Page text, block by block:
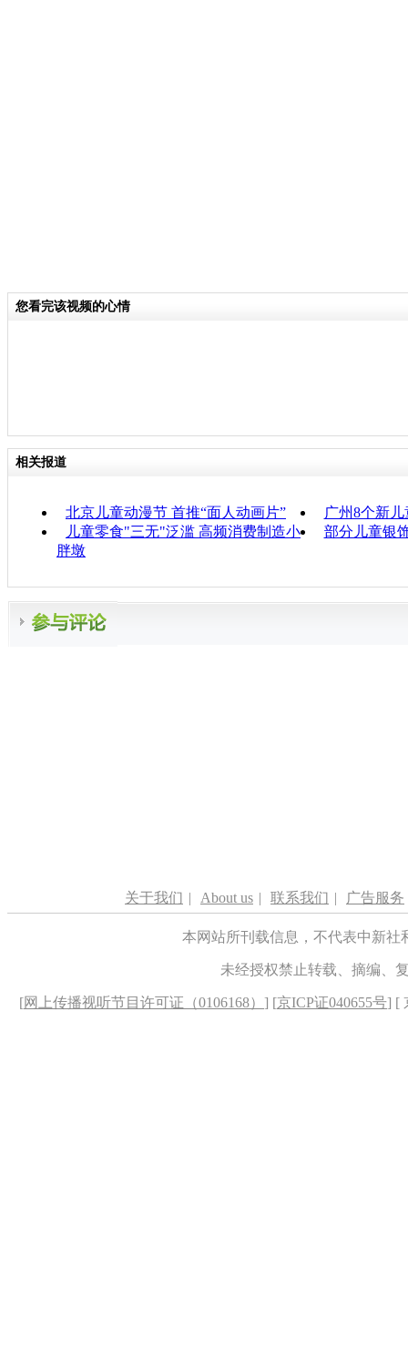
您看完该视频的心情
相关报道
北京儿童动漫节 首推“面人动画片”
广州8个新
儿童零食"三无"泛滥 高频消费制造小
胖墩
部分儿童银
关于我们 | About us | 联系我们 | 广告服务
本网站所刊载信息，不代表中新
未经授权禁止转载、摘编、
[网上传播视听节目许可证（0106168） ] [京ICP证040655号] [